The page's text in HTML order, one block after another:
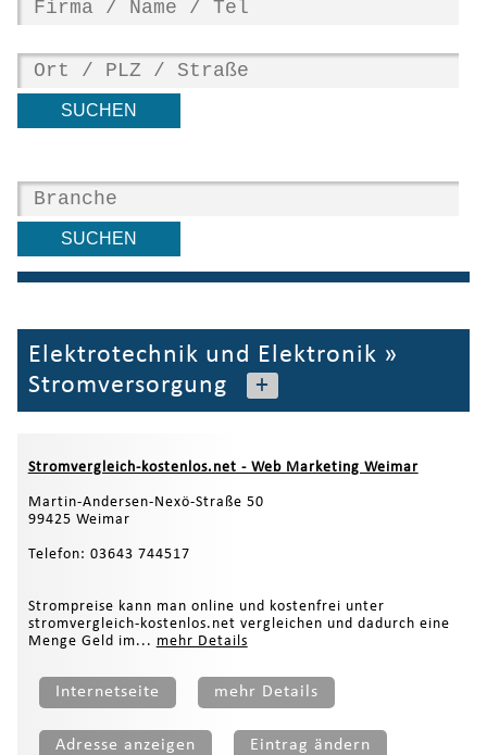
Elektrotechnik und Elektronik »
Stromversorgung
+
Stromvergleich-kostenlos.net - Web Marketing Weimar
Martin-Andersen-Nexö-Straße 50
99425 Weimar
Telefon: 03643 744517
Strompreise kann man online und kostenfrei unter
stromvergleich-kostenlos.net vergleichen und dadurch eine
Menge Geld im... mehr Details
Internetseite mehr Details
Adresse anzeigen Eintrag ändern